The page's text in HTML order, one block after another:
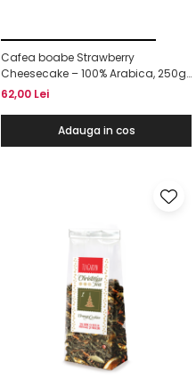
Cafea boabe Strawberry
Cheesecake – 100% Arabica, 250g,
Cafe Cult
62,00 Lei
Adauga in cos